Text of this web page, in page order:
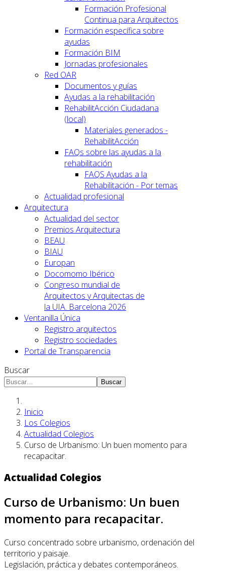
Formación Profesional
Continua para Arquitectos
Formación específica sobre
ayudas
Formación BIM
Jornadas profesionales
Red OAR
Documentos y guías
Ayudas a la rehabilitación
RehabilitAcción Ciudadana
(local)
Materiales generados -
RehabilitAcción
FAQs sobre las ayudas a la
rehabilitación
FAQS Ayudas a la
Rehabilitación - Por temas
Actualidad profesional
Arquitectura
Actualidad del sector
Premios Arquitectura
BEAU
BIAU
Europan
Docomomo Ibérico
Congreso mundial de
Arquitectos y Arquitectas de
la UIA. Barcelona 2026
Ventanilla Única
Registro arquitectos
Registro sociedades
Portal de Transparencia
Buscar
Buscar
Inicio
Los Colegios
Actualidad Colegios
Curso de Urbanismo: Un buen momento para
recapacitar.
Actualidad Colegios
Curso de Urbanismo: Un buen
momento para recapacitar.
Curso concentrado sobre urbanismo, ordenación del
territorio y paisaje.
Legislación, práctica y debates contemporáneos.